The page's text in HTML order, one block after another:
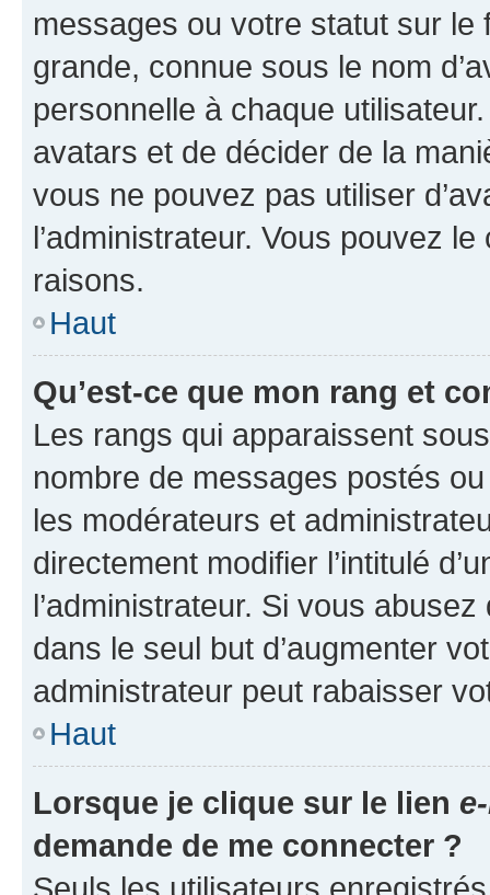
messages ou votre statut sur
grande, connue sous le nom
personnelle à chaque utilisateur.
avatars et de décider de la
vous ne pouvez pas utiliser
l’administrateur. Vous pouvez
raisons.
Haut
Qu’est-ce que mon rang et
Les rangs qui apparaissent
nombre de messages postés
les modérateurs et
directement modifier l’intitulé
l’administrateur. Si vous
dans le seul but d’augmenter
administrateur peut rabaisser
Haut
Lorsque je clique sur le lien
demande de me connecter ?